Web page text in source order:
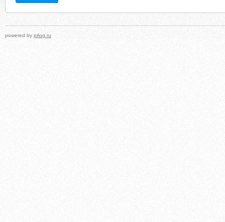
powered by prlog.ru